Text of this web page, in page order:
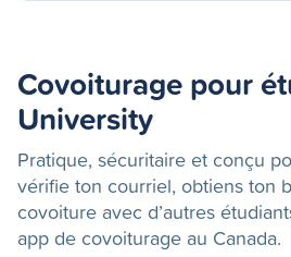
Covoiturage pour
University
Pratique, sécuritaire et conçu
vérifie ton courriel, obtiens ton
covoiture avec d’autres
app de covoiturage au Canada.